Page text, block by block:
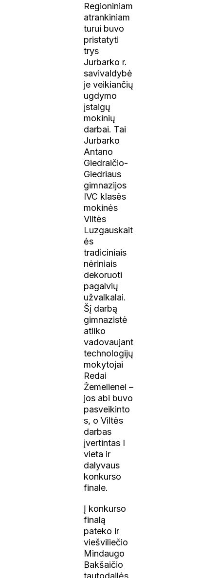
Regioniniam
atrankiniam
turui buvo
pristatyti
trys
Jurbarko r.
savivaldybė
je veikiančių
ugdymo
įstaigų
mokinių
darbai. Tai
Jurbarko
Antano
Giedraičio-
Giedriaus
gimnazijos
IVC klasės
mokinės
Viltės
Luzgauskait
ės
tradiciniais
nėriniais
dekoruoti
pagalvių
užvalkalai.
Šį darbą
gimnazistė
atliko
vadovaujant
technologijų
mokytojai
Redai
Žemelienei –
jos abi buvo
pasveikinto
s, o Viltės
darbas
įvertintas I
vieta ir
dalyvaus
konkurso
finale.
Į konkurso
finalą
pateko ir
viešviliečio
Mindaugo
Bakšaičio
tautodailės